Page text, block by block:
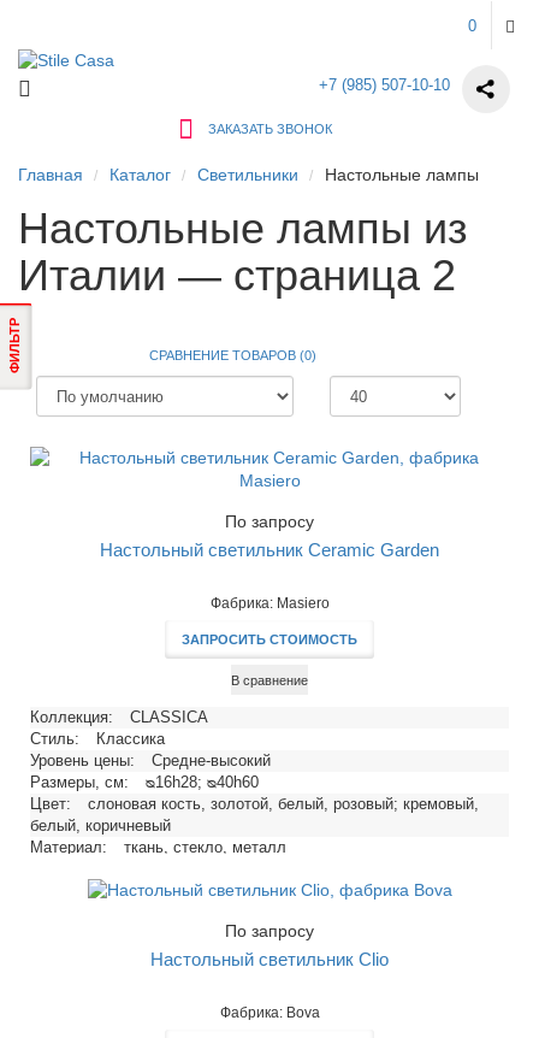
0
+7 (985) 507-10-10
ЗАКАЗАТЬ ЗВОНОК
Главная Каталог Светильники Настольные лампы
Настольные лампы из
Италии — страница 2
ФИЛЬТР СРАВНЕНИЕ ТОВАРОВ (0)
По запросу
Настольный светильник Ceramic Garden
Фабрика: Masiero
ЗАПРОСИТЬ СТОИМОСТЬ
В сравнение
Коллекция:
CLASSICA
Стиль:
Классика
Уровень цены:
Средне-высокий
Размеры, см:
ᴓ16h28; ᴓ40h60
Цвет:
слоновая кость, золотой, белый, розовый; кремовый,
белый, коричневый
Материал:
ткань, стекло, металл
Тип цоколя:
E14, E27
Максимальная мощность ламп, Вт:
40, 60
По запросу
Настольный светильник Clio
Фабрика: Bova